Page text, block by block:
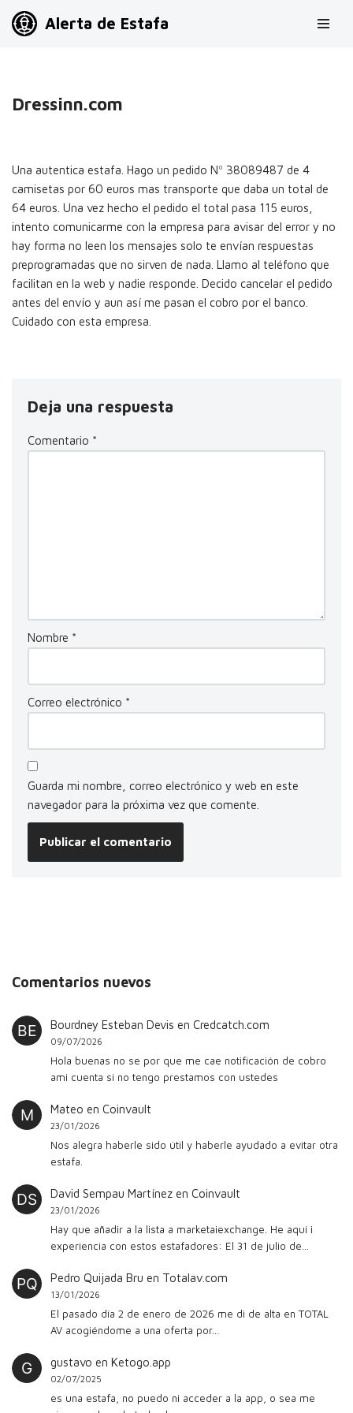
Alerta de Estafa
Dressinn.com
Una autentica estafa. Hago un pedido Nº 38089487 de 4
camisetas por 60 euros mas transporte que daba un total de
64 euros. Una vez hecho el pedido el total pasa 115 euros,
intento comunicarme con la empresa para avisar del error y no
hay forma no leen los mensajes solo te envían respuestas
preprogramadas que no sirven de nada. Llamo al teléfono que
facilitan en la web y nadie responde. Decido cancelar el pedido
antes del envío y aun así me pasan el cobro por el banco.
Cuidado con esta empresa.
Deja una respuesta
Comentario *
Nombre *
Correo electrónico *
Guarda mi nombre, correo electrónico y web en este
navegador para la próxima vez que comente.
Comentarios nuevos
Bourdney Esteban Devis en Credcatch.com
09/07/2026
Hola buenas no se por que me cae notificación de cobro
ami cuenta si no tengo prestamos con ustedes
Mateo en Coinvault
23/01/2026
Nos alegra haberle sido útil y haberle ayudado a evitar otra
estafa.
David Sempau Martínezen Coinvault
23/01/2026
Hay que añadir a la lista a marketaiexchange. He aquí i
experiencia con estos estafadores: El 31 de julio de…
Pedro Quijada Bru en Totalav.com
13/01/2026
El pasado día 2 de enero de 2026 me di de alta en TOTAL
AV acogiéndome a una oferta por…
gustavo en Ketogo.app
02/07/2025
es una estafa, no puedo ni acceder a la app, o sea me